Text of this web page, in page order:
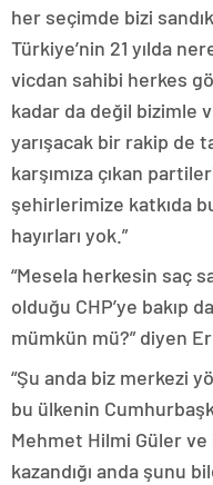
her seçimde bizi
Türkiye’nin 21 yılda
vicdan sahibi herkes
kadar da değil bizimle
yarışacak bir rakip de
karşımıza çıkan
şehirlerimize katkıda
hayırları yok.”
“Mesela herkesin saç
olduğu CHP’ye bakıp
mümkün mü?” diyen
“Şu anda biz merkezi
bu ülkenin
Mehmet Hilmi Güler
kazandığı anda şunu